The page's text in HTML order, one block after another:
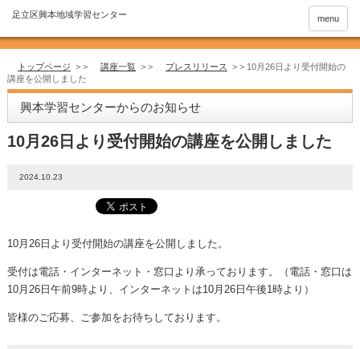
menu
トップページ > > 講座一覧 > > プレスリリース > > 10月26日より受付開始の
講座を公開しました
興本学習センターからのお知らせ
10月26日より受付開始の講座を公開しました
2024.10.23
10月26日より受付開始の講座を公開しました。
受付は電話・インターネット・窓口より承っております。（電話・窓口は
10月26日午前9時より、インターネットは10月26日午後1時より）
皆様のご応募、ご参加をお待ちしております。